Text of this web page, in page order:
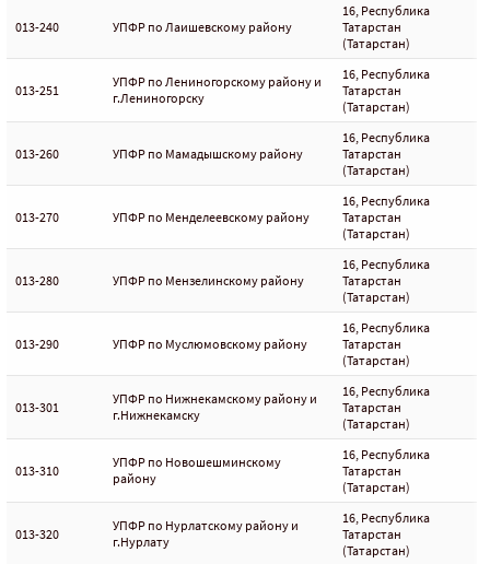
013-240 УПФР по Лаишевскому району
16, Республика
Татарстан
(Татарстан)
013-251
УПФР по Лениногорскому району и
г.Лениногорску
16, Республика
Татарстан
(Татарстан)
013-260 УПФР по Мамадышскому району
16, Республика
Татарстан
(Татарстан)
013-270 УПФР по Менделеевскому району
16, Республика
Татарстан
(Татарстан)
013-280 УПФР по Мензелинскому району
16, Республика
Татарстан
(Татарстан)
013-290 УПФР по Муслюмовскому району
16, Республика
Татарстан
(Татарстан)
013-301
УПФР по Нижнекамскому району и
г.Нижнекамску
16, Республика
Татарстан
(Татарстан)
013-310
УПФР по Новошешминскому
району
16, Республика
Татарстан
(Татарстан)
013-320
УПФР по Нурлатскому району и
г.Нурлату
16, Республика
Татарстан
(Татарстан)